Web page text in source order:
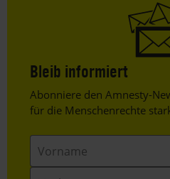
Bleib informiert
Header
Text
Abonniere den Amnesty-
für die Menschenrechte